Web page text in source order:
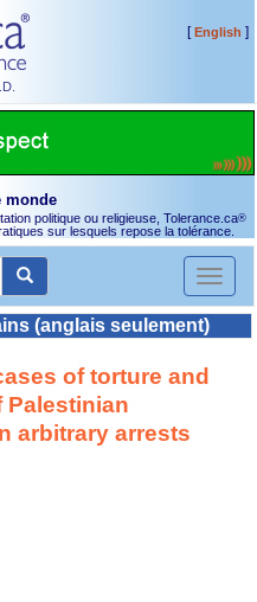
[English ]
monde
politique ou religieuse, Tolerance.ca®
sur lesquels repose la tolérance.
Toggle
(anglais seulement)
of torture and
Palestinian
arbitrary arrests